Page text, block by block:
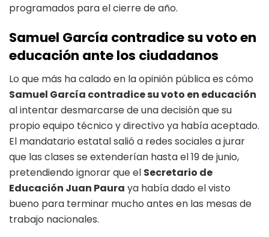
programados para el cierre de año.
Samuel García contradice su voto en
educación ante los ciudadanos
Lo que más ha calado en la opinión pública es cómo
Samuel García contradice su voto en educación
al intentar desmarcarse de una decisión que su
propio equipo técnico y directivo ya había aceptado.
El mandatario estatal salió a redes sociales a jurar
que las clases se extenderían hasta el 19 de junio,
pretendiendo ignorar que el Secretario de
Educación Juan Paura ya había dado el visto
bueno para terminar mucho antes en las mesas de
trabajo nacionales.